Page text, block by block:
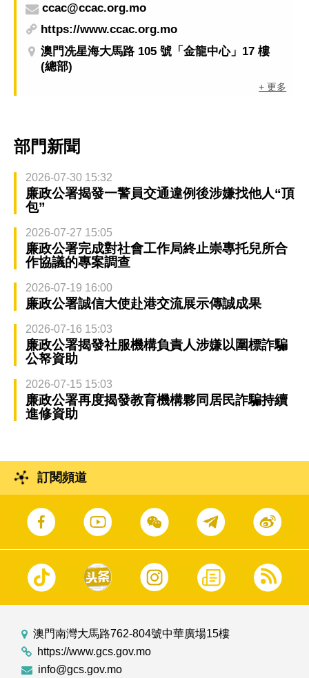
ccac@ccac.org.mo
https://www.ccac.org.mo
澳門冼星海大馬路 105 號「金龍中心」17 樓
(總部)
+ 更多
部門新聞
2026-07-30 15:32
廉政公署揭發一警員交通違例後涉嫌找他人“頂
包”
2026-07-27 15:05
廉政公署完成對社會工作局終止崇專托兒所合
作協議的專案調查
2026-07-19 16:00
廉政公署誠信大使赴港交流展示傳誠成果
2026-07-16 15:03
廉政公署揭發社服機構負責人涉嫌以圍標詐騙
公帑資助
2026-07-15 15:03
廉政公署再度揭發教育機構夥同居民詐騙持續
進修資助
訂閱頻道
澳門南灣大馬路762-804號中華廣場15樓
https://www.gcs.gov.mo
info@gcs.gov.mo